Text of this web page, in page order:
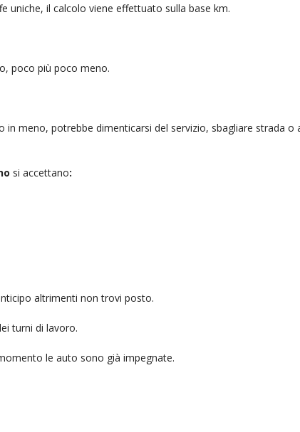
uniche, il calcolo viene effettuato sulla base km.
poco più poco meno.
meno, potrebbe dimenticarsi del servizio, sbagliare strada o
si accettano:
altrimenti non trovi posto.
turni di lavoro.
le auto sono già impegnate.